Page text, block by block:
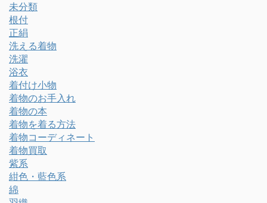
未分類
根付
正絹
洗える着物
洗濯
浴衣
着付け小物
着物のお手入れ
着物の本
着物を着る方法
着物コーディネート
着物買取
紫系
紺色・藍色系
綿